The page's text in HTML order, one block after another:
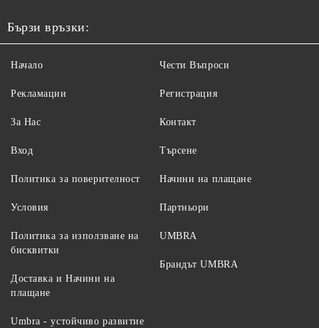
Бързи връзки:
Начало
Рекламации
За Нас
Вход
Чести Въпроси
Регистрация
Контакт
Търсене
Политика за поверителност
Условия
Политика за използване на
бисквитки
Доставка и Начини на
плащане
Начини на плащане
Партньори
UMBRA
Брандът UMBRA
Umbra - устойчиво развитие